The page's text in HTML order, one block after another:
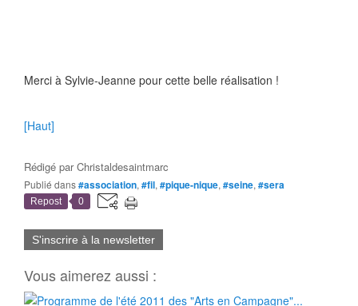
Merci à Sylvie-Jeanne pour cette belle réalisation !
[Haut]
Rédigé parChristaldesaintmarc
Publié dans#association, #fil, #pique-nique, #seine, #sera
Repost 0
S'inscrire à la newsletter
Vous aimerez aussi :